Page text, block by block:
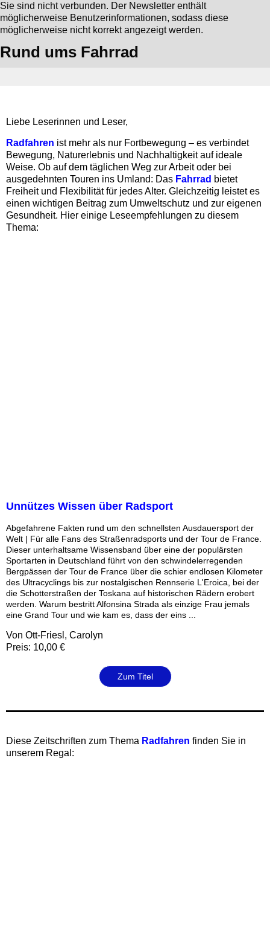
Sie sind nicht verbunden. Der Newsletter enthält
möglicherweise Benutzerinformationen, sodass diese
möglicherweise nicht korrekt angezeigt werden.
Rund ums Fahrrad
Liebe Leserinnen und Leser,
Radfahren ist mehr als nur Fortbewegung – es verbindet
Bewegung, Naturerlebnis und Nachhaltigkeit auf ideale
Weise. Ob auf dem täglichen Weg zur Arbeit oder bei
ausgedehnten Touren ins Umland: Das Fahrrad bietet
Freiheit und Flexibilität für jedes Alter. Gleichzeitig leistet es
einen wichtigen Beitrag zum Umweltschutz und zur eigenen
Gesundheit. Hier einige Leseempfehlungen zu diesem
Thema:
Unnützes Wissen über Radsport
Abgefahrene Fakten rund um den schnellsten Ausdauersport der
Welt | Für alle Fans des Straßenradsports und der Tour de France.
Dieser unterhaltsame Wissensband über eine der populärsten
Sportarten in Deutschland führt von den schwindelerregenden
Bergpässen der Tour de France über die schier endlosen Kilometer
des Ultracyclings bis zur nostalgischen Rennserie L'Eroica, bei der
die Schotterstraßen der Toskana auf historischen Rädern erobert
werden. Warum bestritt Alfonsina Strada als einzige Frau jemals
eine Grand Tour und wie kam es, dass der eins ...
Von Ott-Friesl, Carolyn
Preis: 10,00 €
Zum Titel
‍Diese Zeitschriften zum Thema Radfahren finden Sie in
unserem Regal: